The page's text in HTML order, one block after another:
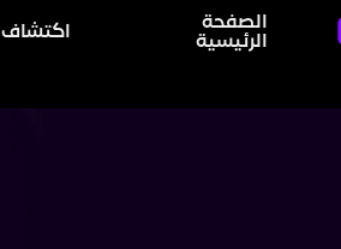
الصفحة
الرئيسية
اكتشاف